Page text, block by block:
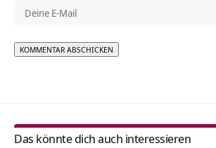
Das könnte dich auch interessieren